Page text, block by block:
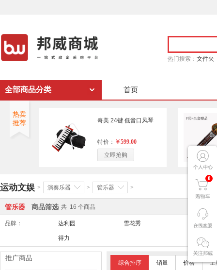
热门搜索： 文件夹
0
全部商品分类 首页
热卖
推荐
奇美 24键 低音口风琴
特价： ￥599.00
立即抢购
运动文娱 > 演奏乐器 > 管乐器 >
管乐器 商品筛选 共 16 个商品
品牌： 达利园 雪花秀 舒适达/
得力
综合排序 销量 价格 上
推广商品